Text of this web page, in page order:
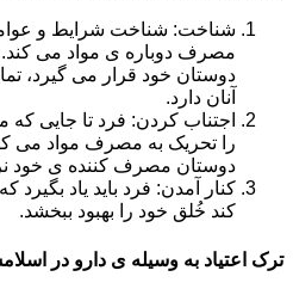
شناخت: شناخت شرایط و
مصرف دوباره ی مواد می کند.
دوستان خود قرار می گیرد،
آنان دارد.
اجتناب کردن: فرد تا جایی که
را تحریک به مصرف مواد می
دوستان مصرف کننده ی خود
کنار آمدن: فرد باید یاد بگیرد
کند خُلق خود را بهبود ببخشد.
ترک اعتیاد به وسیله ی دارو در